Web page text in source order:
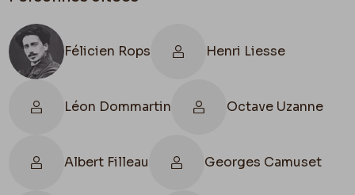
les bons joyeux ménages que nous aurions fait,
vieux cochond’indécis dans la vie que tu fais –
Vieux rateur
Félicien Rops Henri Liesse
Léon Dommartin Octave Uzanne
Albert Filleau Georges Camuset